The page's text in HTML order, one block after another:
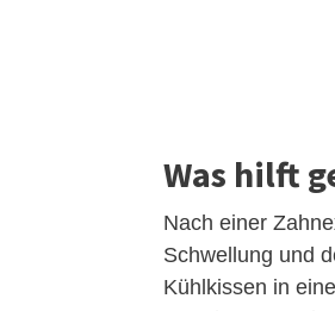
Was hilft
Nach einer
Schwellung und
Kühlkissen in